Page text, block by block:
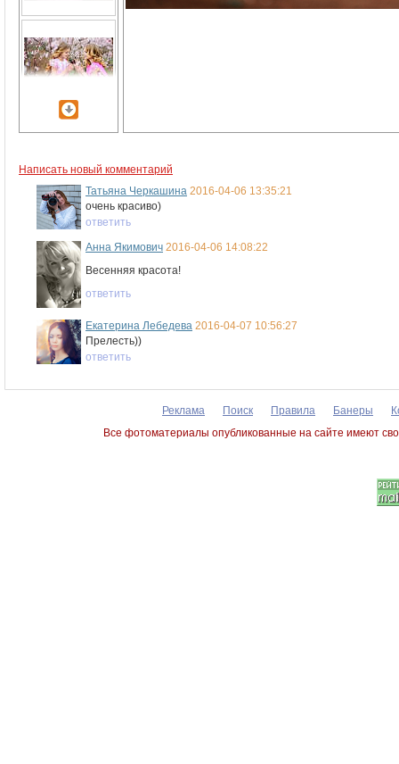
Написать новый комментарий
Татьяна Черкашина 2016-04-06 13:35:21
очень красиво)
ответить
Анна Якимович 2016-04-06 14:08:22
Весенняя красота!
ответить
Екатерина Лебедева 2016-04-07 10:56:27
Прелесть))
ответить
Реклама Поиск Правила Банеры
Все фотоматериалы опубликованные на сайте имеют